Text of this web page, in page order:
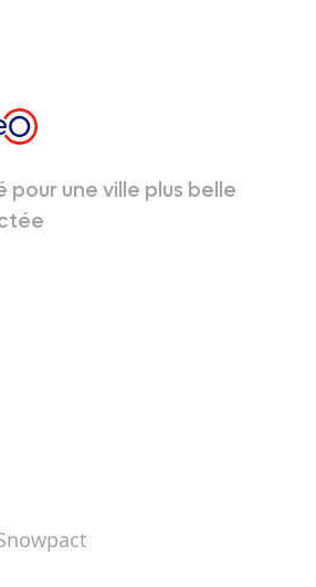
pour une ville plus belle